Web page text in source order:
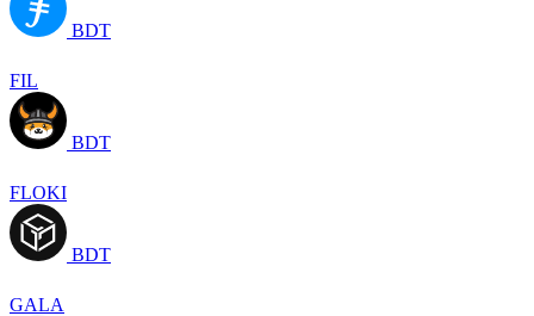
BDT
FIL
BDT
FLOKI
BDT
GALA